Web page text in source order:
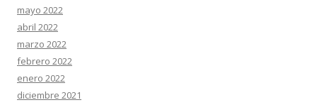
mayo 2022
abril 2022
marzo 2022
febrero 2022
enero 2022
diciembre 2021